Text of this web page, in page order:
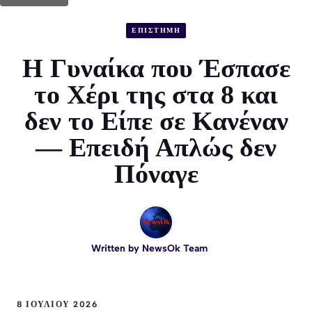
ΕΠΙΣΤΗΜΗ
Η Γυναίκα που Έσπασε
το Χέρι της στα 8 και
δεν το Είπε σε Κανέναν
— Επειδή Απλώς δεν
Πόναγε
Written by NewsOk Team
8 ΙΟΥΛΊΟΥ 2026